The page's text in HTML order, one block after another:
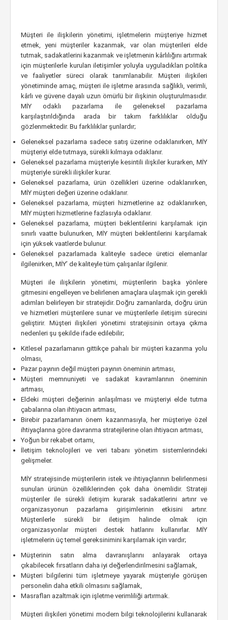
Müşteri ile ilişkilerin yönetimi, işletmelerin müşteriye hizmet
etmek, yeni müşteriler kazanmak, var olan müşterileri elde
tutmak, sadakatlerini kazanmak ve işletmenin kârlılığını artırmak
için müşterilerle kurulan iletişimler yoluyla uyguladıkları politika
ve faaliyetler süreci olarak tanımlanabilir. Müşteri ilişkileri
yönetiminde amaç, müşteri ile işletme arasında sağlıklı, verimli,
kârlı ve güvene dayalı uzun ömürlü bir ilişkinin oluşturulmasıdır.
MİY odaklı pazarlama ile geleneksel pazarlama
karşılaştırıldığında arada bir takım farklılıklar olduğu
gözlenmektedir. Bu farklılıklar şunlardır;
Geleneksel pazarlama sadece satış üzerine odaklanırken, MİY
müşteriyi elde tutmaya, sürekli kılmaya odaklanır.
Geleneksel pazarlama müşteriyle kesintili ilişkiler kurarken, MİY
müşteriyle sürekli ilişkiler kurar.
Geleneksel pazarlama, ürün özellikleri üzerine odaklanırken,
MİY müşteri değeri üzerine odaklanır.
Geleneksel pazarlama, müşteri hizmetlerine az odaklanırken,
MİY müşteri hizmetlerine fazlasıyla odaklanır.
Geleneksel pazarlama, müşteri beklentilerini karşılamak için
sınırlı vaatte bulunurken, MİY müşteri beklentilerini karşılamak
için yüksek vaatlerde bulunur.
Geleneksel pazarlamada kaliteyle sadece üretici elemanlar
ilgilenirken, MİY’ de kaliteyle tüm çalışanlar ilgilenir.
Müşteri ile ilişkilerin yönetimi, müşterilerin başka yönlere
gitmesini engelleyen ve belirlenen amaçlara ulaşmak için gerekli
adımları belirleyen bir stratejidir. Doğru zamanlarda, doğru ürün
ve hizmetleri müşterilere sunar ve müşterilerle iletişim sürecini
geliştirir. Müşteri ilişkileri yönetimi stratejisinin ortaya çıkma
nedenleri şu şekilde ifade edilebilir;
Kitlesel pazarlamanın gittikçe pahalı bir müşteri kazanma yolu
olması,
Pazar payının değil müşteri payının öneminin artması,
Müşteri memnuniyeti ve sadakat kavramlarının öneminin
artması,
Eldeki müşteri değerinin anlaşılması ve müşteriyi elde tutma
çabalarına olan ihtiyacın artması,
Birebir pazarlamanın önem kazanmasıyla, her müşteriye özel
ihtiyaçlarına göre davranma stratejilerine olan ihtiyacın artması,
Yoğun bir rekabet ortamı,
İletişim teknolojileri ve veri tabanı yönetim sistemlerindeki
gelişmeler.
MİY stratejisinde müşterilerin istek ve ihtiyaçlarının belirlenmesi
sunulan ürünün özelliklerinden çok daha önemlidir. Strateji
müşteriler ile sürekli iletişim kurarak sadakatlerini artırır ve
organizasyonun pazarlama girişimlerinin etkisini artırır.
Müşterilerle sürekli bir iletişim halinde olmak için
organizasyonlar müşteri destek hatlarını kullanırlar. MİY
işletmelerin üç temel gereksinimini karşılamak için vardır;
Müşterinin satın alma davranışlarını anlayarak ortaya
çıkabilecek fırsatların daha iyi değerlendirilmesini sağlamak,
Müşteri bilgilerini tüm işletmeye yayarak müşteriyle görüşen
personelin daha etkili olmasını sağlamak,
Masrafları azaltmak için işletme verimliliği artırmak.
Müşteri ilişkileri yönetimi modern bilgi teknolojilerini kullanarak